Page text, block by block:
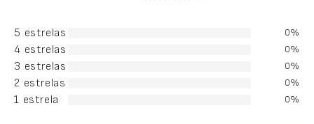
5 estrelas 0%
4 estrelas 0%
3 estrelas 0%
2 estrelas 0%
1 estrela 0%